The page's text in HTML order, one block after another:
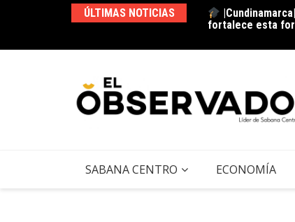
ÚLTIMAS NOTICIAS
fortalece esta
La estación del
SABANA CENTRO ECONOMÍA